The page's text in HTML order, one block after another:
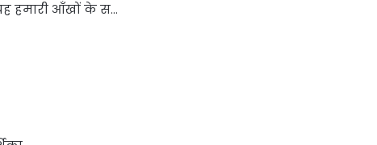
हमारी आँखों के स…